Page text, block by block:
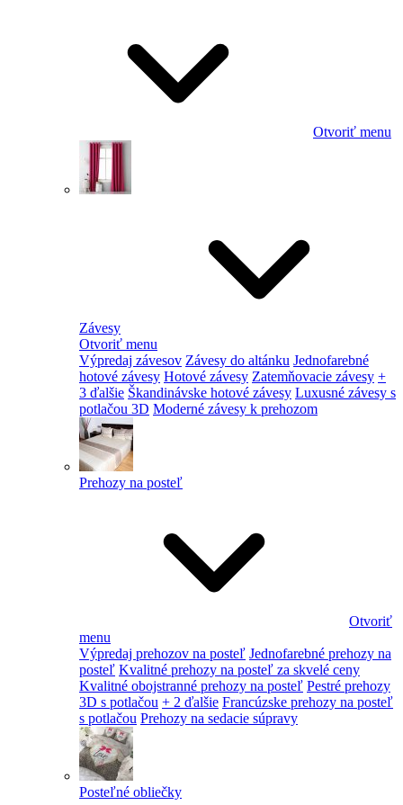
Otvoriť menu
Závesy
Otvoriť menu
Výpredaj závesov Závesy do altánku Jednofarebné
hotové závesy Hotové závesy Zatemňovacie závesy +
3 ďalšie Škandinávske hotové závesy Luxusné závesy s
potlačou 3D Moderné závesy k prehozom
Prehozy na posteľ
Otvoriť
menu
Výpredaj prehozov na posteľ Jednofarebné prehozy na
posteľ Kvalitné prehozy na posteľ za skvelé ceny
Kvalitné obojstranné prehozy na posteľ Pestré prehozy
3D s potlačou + 2 ďalšie Francúzske prehozy na posteľ
s potlačou Prehozy na sedacie súpravy
Posteľné obliečky